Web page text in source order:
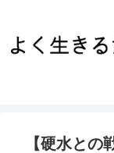
【硬水と